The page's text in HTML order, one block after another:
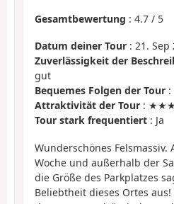
Gesamtbewertung : 4.7 / 5
Datum deiner Tour : 21. Sep
Zuverlässigkeit der
gut
Bequemes Folgen der Tour
Attraktivität der Tour :
Tour stark frequentiert : Ja
Wunderschönes
Woche und außerhalb der
die Größe des Parkplatzes
Beliebtheit dieses Ortes